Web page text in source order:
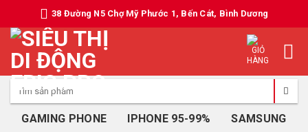
to
content
38 Đường N5 Chợ Mỹ Phước 1, Bến Cát, Bình Dương
GAMING PHONE IPHONE 95-99%
SAMSUNG